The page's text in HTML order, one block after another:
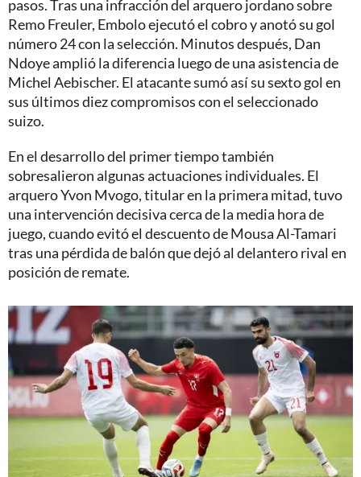
pasos. Tras una infracción del arquero jordano sobre
Remo Freuler, Embolo ejecutó el cobro y anotó su gol
número 24 con la selección. Minutos después, Dan
Ndoye amplió la diferencia luego de una asistencia de
Michel Aebischer. El atacante sumó así su sexto gol en
sus últimos diez compromisos con el seleccionado
suizo.
En el desarrollo del primer tiempo también
sobresalieron algunas actuaciones individuales. El
arquero Yvon Mvogo, titular en la primera mitad, tuvo
una intervención decisiva cerca de la media hora de
juego, cuando evitó el descuento de Mousa Al-Tamari
tras una pérdida de balón que dejó al delantero rival en
posición de remate.